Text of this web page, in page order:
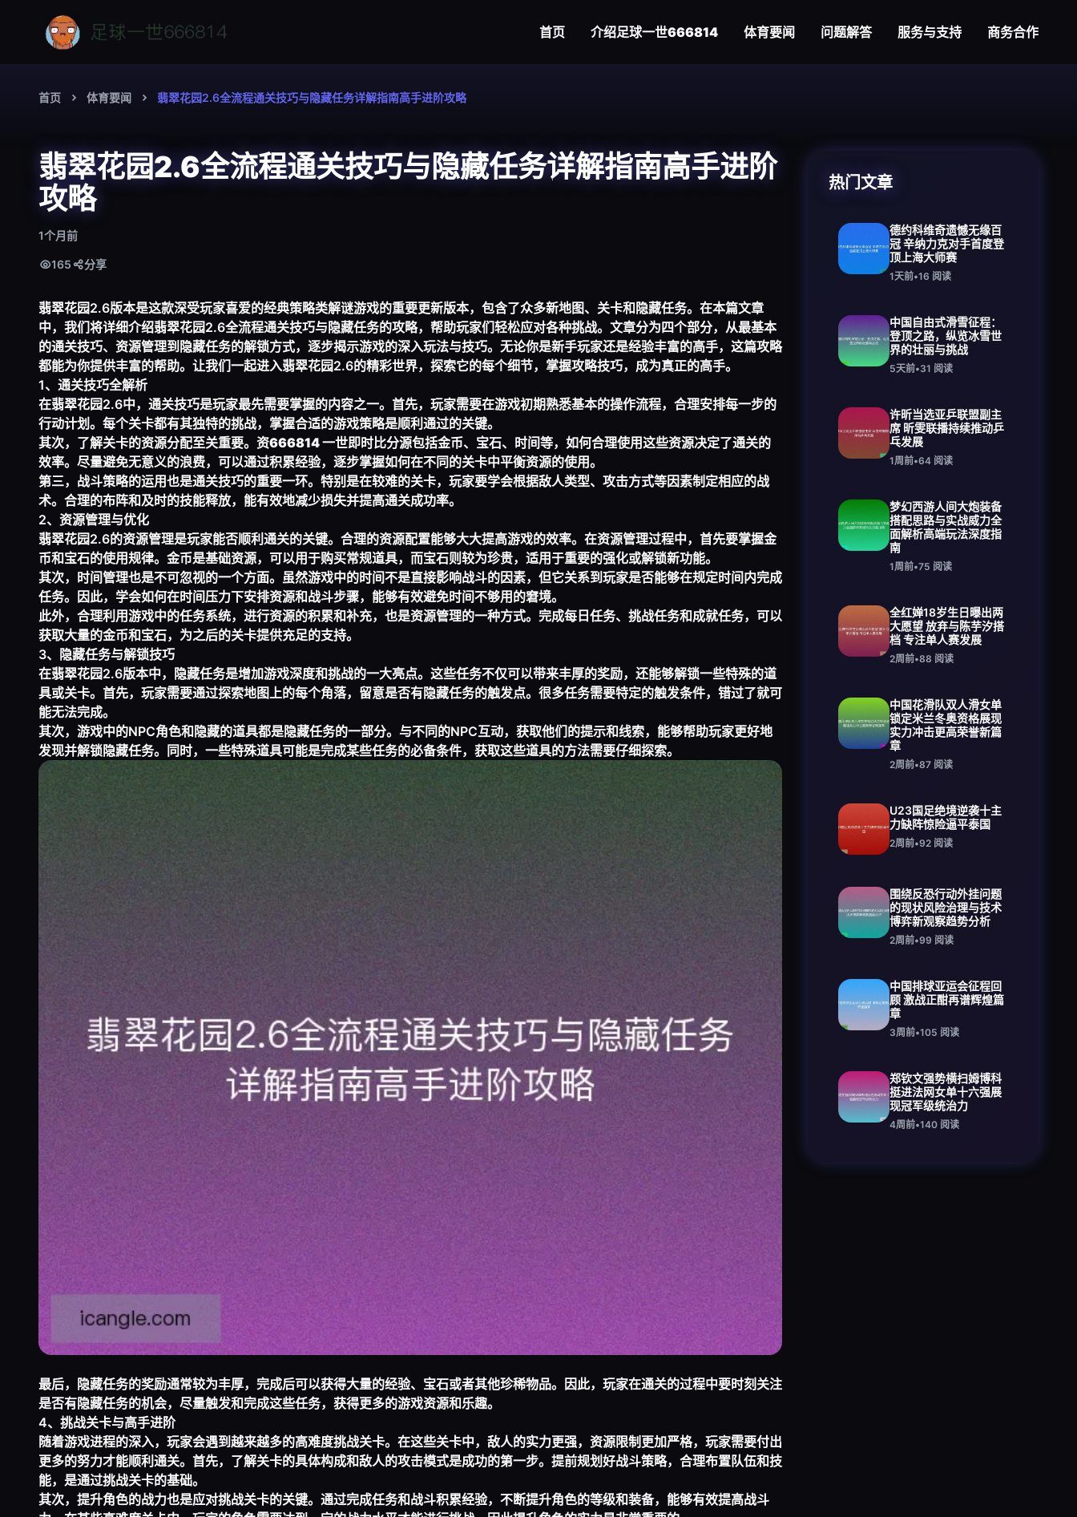
首页 介绍足球一世666814 体育要闻 问题解答 服务与支持 商务合作
首页 体育要闻 翡翠花园2.6全流程通关技巧与隐藏任务详解指南高手进阶攻略
翡翠花园2.6全流程通关技巧与隐藏任务详解指南高手进阶
攻略
1个月前
165 分享
翡翠花园2.6版本是这款深受玩家喜爱的经典策略类解谜游戏的重要更新版本，包含了众多新地图、关卡和隐藏任务。在本篇文章
中，我们将详细介绍翡翠花园2.6全流程通关技巧与隐藏任务的攻略，帮助玩家们轻松应对各种挑战。文章分为四个部分，从最基本
的通关技巧、资源管理到隐藏任务的解锁方式，逐步揭示游戏的深入玩法与技巧。无论你是新手玩家还是经验丰富的高手，这篇攻略
都能为你提供丰富的帮助。让我们一起进入翡翠花园2.6的精彩世界，探索它的每个细节，掌握攻略技巧，成为真正的高手。
1、通关技巧全解析
在翡翠花园2.6中，通关技巧是玩家最先需要掌握的内容之一。首先，玩家需要在游戏初期熟悉基本的操作流程，合理安排每一步的
行动计划。每个关卡都有其独特的挑战，掌握合适的游戏策略是顺利通过的关键。
其次，了解关卡的资源分配至关重要。资666814 一世即时比分源包括金币、宝石、时间等，如何合理使用这些资源决定了通关的
效率。尽量避免无意义的浪费，可以通过积累经验，逐步掌握如何在不同的关卡中平衡资源的使用。
第三，战斗策略的运用也是通关技巧的重要一环。特别是在较难的关卡，玩家要学会根据敌人类型、攻击方式等因素制定相应的战
术。合理的布阵和及时的技能释放，能有效地减少损失并提高通关成功率。
2、资源管理与优化
翡翠花园2.6的资源管理是玩家能否顺利通关的关键。合理的资源配置能够大大提高游戏的效率。在资源管理过程中，首先要掌握金
币和宝石的使用规律。金币是基础资源，可以用于购买常规道具，而宝石则较为珍贵，适用于重要的强化或解锁新功能。
其次，时间管理也是不可忽视的一个方面。虽然游戏中的时间不是直接影响战斗的因素，但它关系到玩家是否能够在规定时间内完成
任务。因此，学会如何在时间压力下安排资源和战斗步骤，能够有效避免时间不够用的窘境。
此外，合理利用游戏中的任务系统，进行资源的积累和补充，也是资源管理的一种方式。完成每日任务、挑战任务和成就任务，可以
获取大量的金币和宝石，为之后的关卡提供充足的支持。
3、隐藏任务与解锁技巧
在翡翠花园2.6版本中，隐藏任务是增加游戏深度和挑战的一大亮点。这些任务不仅可以带来丰厚的奖励，还能够解锁一些特殊的道
具或关卡。首先，玩家需要通过探索地图上的每个角落，留意是否有隐藏任务的触发点。很多任务需要特定的触发条件，错过了就可
能无法完成。
其次，游戏中的NPC角色和隐藏的道具都是隐藏任务的一部分。与不同的NPC互动，获取他们的提示和线索，能够帮助玩家更好地
发现并解锁隐藏任务。同时，一些特殊道具可能是完成某些任务的必备条件，获取这些道具的方法需要仔细探索。
最后，隐藏任务的奖励通常较为丰厚，完成后可以获得大量的经验、宝石或者其他珍稀物品。因此，玩家在通关的过程中要时刻关注
是否有隐藏任务的机会，尽量触发和完成这些任务，获得更多的游戏资源和乐趣。
4、挑战关卡与高手进阶
随着游戏进程的深入，玩家会遇到越来越多的高难度挑战关卡。在这些关卡中，敌人的实力更强，资源限制更加严格，玩家需要付出
更多的努力才能顺利通关。首先，了解关卡的具体构成和敌人的攻击模式是成功的第一步。提前规划好战斗策略，合理布置队伍和技
能，是通过挑战关卡的基础。
其次，提升角色的战力也是应对挑战关卡的关键。通过完成任务和战斗积累经验，不断提升角色的等级和装备，能够有效提高战斗
热门文章
德约科维奇遗憾无缘百
冠 辛纳力克对手首度登
顶上海大师赛
1天前•16 阅读
中国自由式滑雪征程：
登顶之路，纵览冰雪世
界的壮丽与挑战
5天前•31 阅读
许昕当选亚乒联盟副主
席 昕雯联播持续推动乒
乓发展
1周前•64 阅读
梦幻西游人间大炮装备
搭配思路与实战威力全
面解析高端玩法深度指
南
1周前•75 阅读
全红婵18岁生日曝出两
大愿望 放弃与陈芋汐搭
档 专注单人赛发展
2周前•88 阅读
中国花滑队双人滑女单
锁定米兰冬奥资格展现
实力冲击更高荣誉新篇
章
2周前•87 阅读
U23国足绝境逆袭十主
力缺阵惊险逼平泰国
2周前•92 阅读
围绕反恐行动外挂问题
的现状风险治理与技术
博弈新观察趋势分析
2周前•99 阅读
中国排球亚运会征程回
顾 激战正酣再谱辉煌篇
章
3周前•105 阅读
郑钦文强势横扫姆博科
挺进法网女单十六强展
现冠军级统治力
4周前•140 阅读